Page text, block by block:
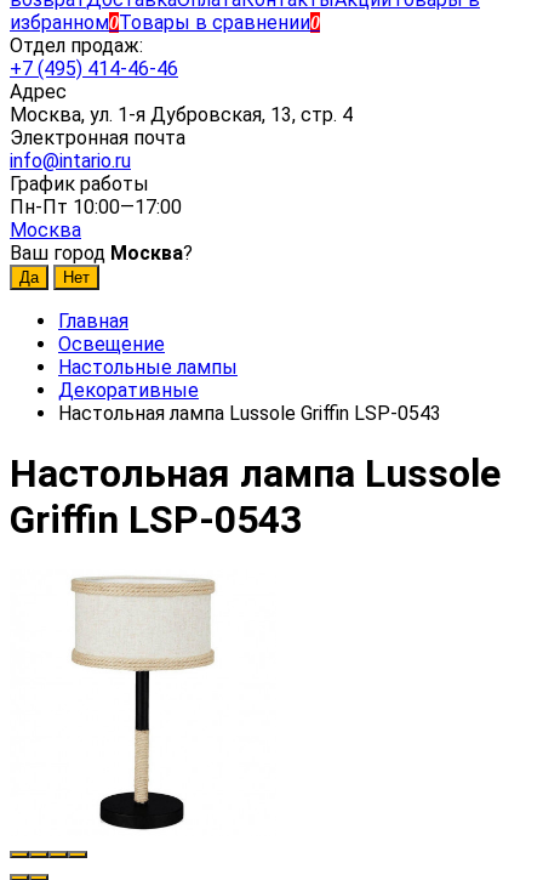
избранном0Товары в сравнении0
Отдел продаж:
+7 (495) 414-46-46
Адрес
Москва, ул. 1-я Дубровская, 13, стр. 4
Электронная почта
info@intario.ru
График работы
Пн-Пт 10:00—17:00
Москва
Ваш город Москва?
Главная
Освещение
Настольные лампы
Декоративные
Настольная лампа Lussole Griffin LSP-0543
Настольная лампа Lussole
Griffin LSP-0543